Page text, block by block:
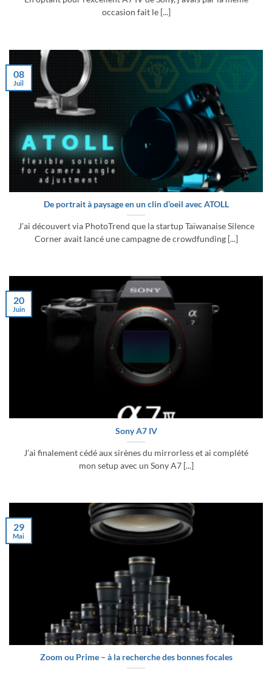
occasion fait le [...]
De portrait à paysage en un clin d’oeil avec ATOLL
J’ai découvert via PhotoTrend que la startup Taïwanaise Silence
Corner avait lancé une campagne de crowdfunding [...]
08
Juil
Sony A7 IV
J’ai finalement cédé aux sirènes du mirrorless et ai complété
mon setup avec un Sony A7 [...]
20
Juin
Zoom ou Prime – à la recherche des bonnes focales
29
Mai